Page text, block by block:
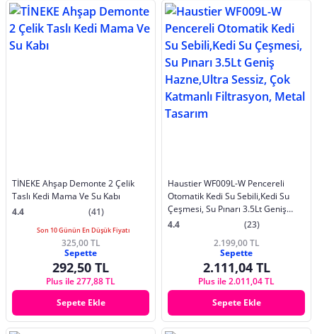
TİNEKE Ahşap Demonte 2 Çelik
Taslı Kedi Mama Ve Su Kabı
4.4
(41)
Son 10 Günün En Düşük Fiyatı
325,00 TL
Sepette
292,50 TL
Plus ile 277,88 TL
Sepete Ekle
Haustier WF009L-W Pencereli
Otomatik Kedi Su Sebili,Kedi Su
Çeşmesi, Su Pınarı 3.5Lt Geniş
Hazne,Ultra Sessiz, Çok Katmanlı
4.4
(23)
2.199,00 TL
Sepette
2.111,04 TL
Plus ile 2.011,04 TL
Sepete Ekle